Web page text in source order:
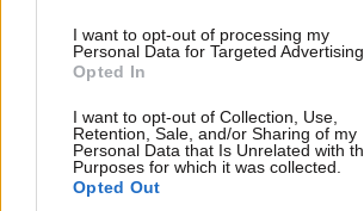
I want to opt-out of processing my
Personal Data for Targeted Advertising.
Opted In
I want to opt-out of Collection, Use,
Retention, Sale, and/or Sharing of my
Personal Data that Is Unrelated with
Purposes for which it was collected.
Opted Out